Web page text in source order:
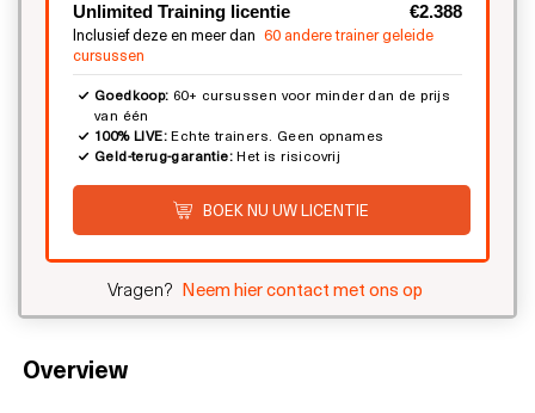
Overview
Unlimited Training licentie €2.388
Inclusief deze en meer dan 60 andere trainer geleide
cursussen
Goedkoop: 60+ cursussen voor minder dan de prijs
van één
100% LIVE:Echte trainers. Geen opnames
Geld-terug-garantie:Het is risicovrij
BOEK NU UW LICENTIE
Vragen? Neem hier contact met ons op